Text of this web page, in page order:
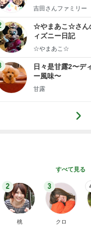
y Ameba 吉田さ
ログ
吉田さんファミリー
☆やまあこ☆さん
ィズニー日記
☆やまあこ☆
日々是甘露2〜デ
ー風味〜
甘露
すべて見る
2
桃
3
クロ